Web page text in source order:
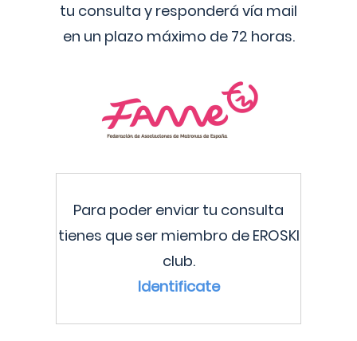
tu consulta y responderá vía mail
en un plazo máximo de 72 horas.
Para poder enviar tu consulta
tienes que ser miembro de EROSKI
club.
Identificate